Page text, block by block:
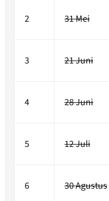
2 31 Mei
3 21 Juni
4 28 Juni
5 12 Juli
6 30 Agustus